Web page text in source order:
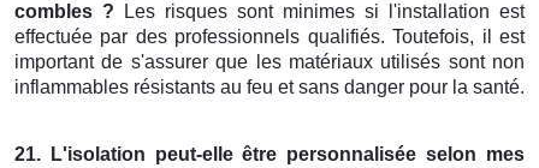
combles ? Les risques sont minimes si l'installation est
effectuée par des professionnels qualifiés. Toutefois, il est
important de s'assurer que les matériaux utilisés sont non
inflammables résistants au feu et sans danger pour la santé.
21. L'isolation peut-elle être personnalisée selon mes